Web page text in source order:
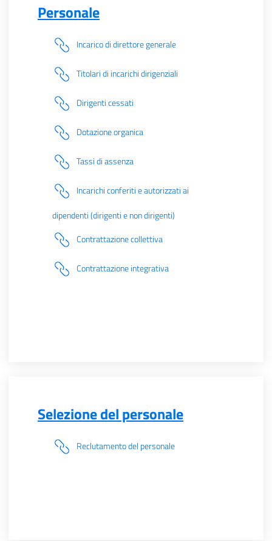
Personale
Incarico di direttore generale
Titolari di incarichi dirigenziali
Dirigenti cessati
Dotazione organica
Tassi di assenza
Incarichi conferiti e autorizzati ai
dipendenti (dirigenti e non dirigenti)
Contrattazione collettiva
Contrattazione integrativa
Selezione del personale
Reclutamento del personale